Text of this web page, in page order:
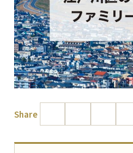
Share